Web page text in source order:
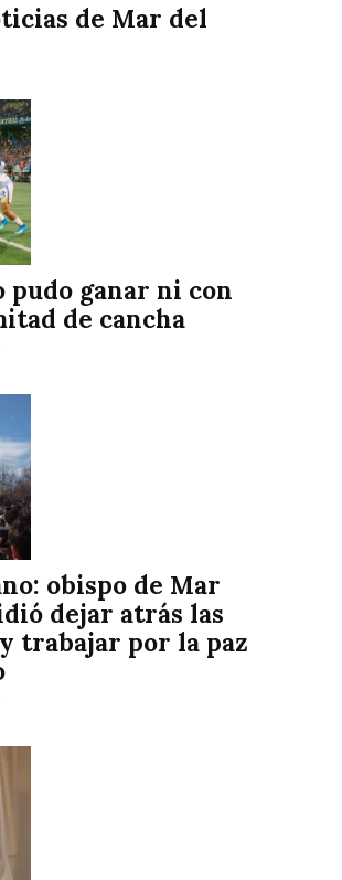
de Mar del
ganar ni con
de cancha
obispo de Mar
dejar atrás las
trabajar por la paz